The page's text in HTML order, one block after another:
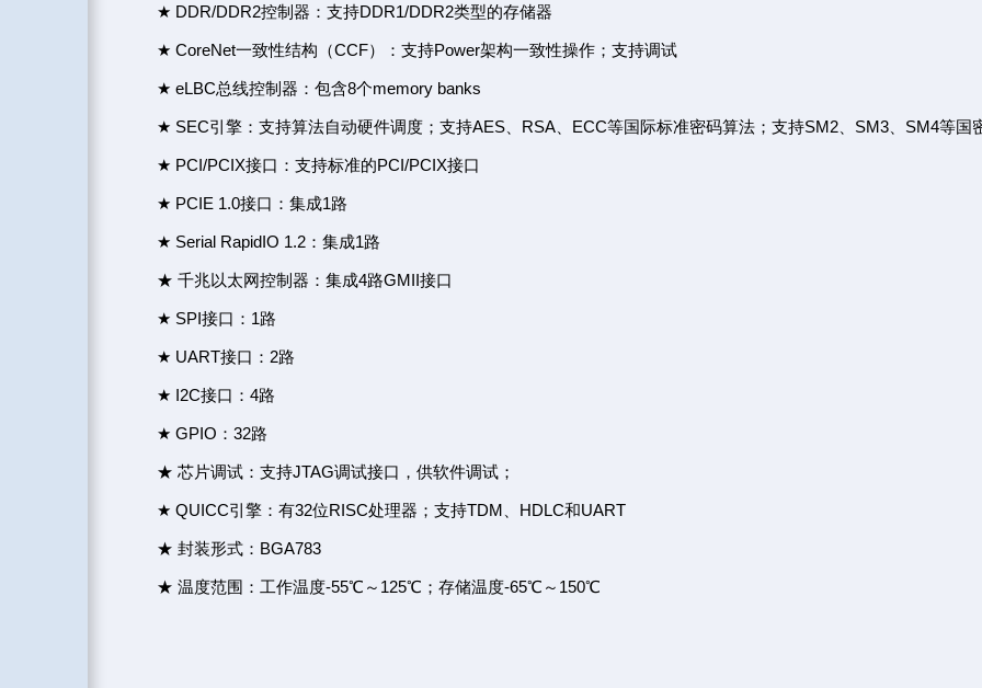
★ DDR/DDR2控制器：支持DDR1/DDR2类型的存储器
★ CoreNet一致性结构（CCF）：支持Power架构一致性操作；支持调试
★ eLBC总线控制器：包含8个memory banks
★ SEC引擎：支持算法自动硬件调度；支持AES、RSA、ECC等国际标准密码算法；支持SM2、SM3、SM4等国
★ PCI/PCIX接口：支持标准的PCI/PCIX接口
★ PCIE 1.0接口：集成1路
★ Serial RapidIO 1.2：集成1路
★ 千兆以太网控制器：集成4路GMII接口
★ SPI接口：1路
★ UART接口：2路
★ I2C接口：4路
★ GPIO：32路
★ 芯片调试：支持JTAG调试接口，供软件调试；
★ QUICC引擎：有32位RISC处理器；支持TDM、HDLC和UART
★ 封装形式：BGA783
★ 温度范围：工作温度-55℃～125℃；存储温度-65℃～150℃